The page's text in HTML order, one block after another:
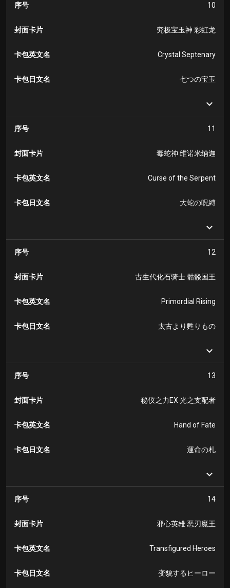
序号 10
封面卡片 究极宝玉神 彩虹龙
卡包英文名 Crystal Septenary
卡包日文名 七つの宝玉
序号 11
封面卡片 毒蛇神 维诺米纳迦
卡包英文名 Curse of the Serpent
卡包日文名 大蛇の呪縛
序号 12
封面卡片 古生代化石骑士 骷髅国王
卡包英文名 Primordial Rising
卡包日文名 太古より甦りもの
序号 13
封面卡片 秘仪之力EX 光之支配者
卡包英文名 Hand of Fate
卡包日文名 運命の札
序号 14
封面卡片 邪心英雄 恶刃魔王
卡包英文名 Transfigured Heroes
卡包日文名 变貌するヒーロー